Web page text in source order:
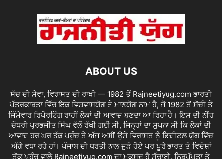
ABOUT US
ਸੱਚ ਦੀ ਸੇਵਾ, ਵਿਰਾਸਤ ਦੀ ਰਾਖੀ — 1982 ਤੋਂ Rajneetiyug.com ਭਾਰਤੀ
ਪੱਤਰਕਾਰਤਾ ਵਿੱਚ ਇਕ ਵਿਸ਼ਵਾਸਯੋਗ ਤੇ ਮਾਣਯੋਗ ਨਾਮ ਹੈ, ਜੋ 1982 ਤੋਂ ਸੱਚੀ ਤੇ
ਜਿੰਮੇਵਾਰ ਰਿਪੋਰਟਿੰਗ ਰਾਹੀਂ ਲੋਕਾਂ ਦੀ ਆਵਾਜ਼ ਬਣਦਾ ਆ ਰਿਹਾ ਹੈ। ਇਸ ਦੀ ਨੀਂਹ
ਚੌਧਰੀ ਪ੍ਰਭਜੀਤ ਸਿੰਘ ਵੱਲੋਂ ਰੱਖੀ ਗਈ ਸੀ, ਜਿਨ੍ਹਾਂ ਦਾ ਸੁਪਨਾ ਸੀ ਕਿ ਲੋਕਾਂ ਦੀ
ਆਵਾਜ਼ ਹਰ ਘਰ ਤੱਕ ਪਹੁੰਚ ਤੇ ਅੱਜ ਅਸੀਂ ਉਸੇ ਵਿਰਾਸਤ ਨੂੰ ਡਿਜ਼ੀਟਲ ਯੁੱਗ ਵਿੱਚ
ਅੱਗੇ ਵਧਾ ਰਹੇ ਹਾਂ। ਪੰਜਾਬ ਦੀ ਧਰਤੀ ਨਾਲ ਜੁੜੇ ਹੋਏ ਪਰ ਪੂਰੇ ਭਾਰਤ ਤੇ ਵਿਦੇਸ਼ਾਂ
ਤੱਕ ਪਹੁੰਚ ਵਾਲੇ Rajneetiyug.com ਦਾ ਮਕਸਦ ਹੈ ਸੱਚਾਈ, ਨਿਰਪੱਖਤਾ ਤੇ